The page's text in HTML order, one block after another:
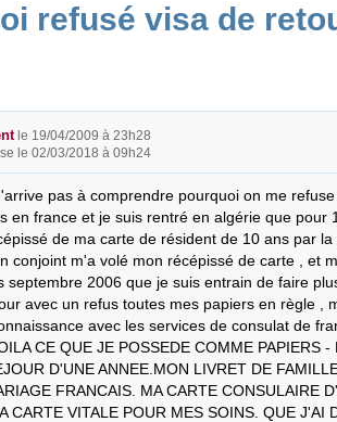
refusé visa de
le 19/04/2009 à 23h28
le 02/03/2018 à 09h24
pas à comprendre pourquoi on me
en france et je suis rentré en algérie que pour
de ma carte de résident de 10 ans par la
conjoint m'a volé mon récépissé de carte , et
septembre 2006 que je suis entrain de faire
avec un refus toutes mes papiers en règle ,
avec les services de consulat de
CE QUE JE POSSEDE COMME PAPIERS -
D'UNE ANNEE.MON LIVRET DE
FRANCAIS. MA CARTE CONSULAIRE
CARTE VITALE POUR MES SOINS. QUE J'AI